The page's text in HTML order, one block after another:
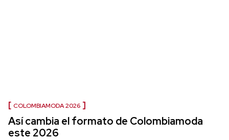
COLOMBIAMODA 2026
Así cambia el formato de Colombiamoda
este 2026